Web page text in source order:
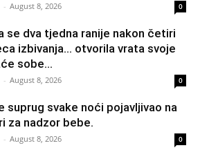
- August 8, 2026 0
se dva tjedna ranije nakon četiri
izbivanja… otvorila vrata svoje
sobe...
- August 8, 2026 0
suprug svake noći pojavljivao na
za nadzor bebe.
- August 8, 2026 0